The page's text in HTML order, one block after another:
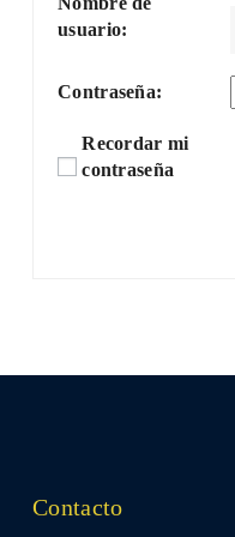
usuario:
Contraseña:
Recordar mi
contraseña
Contacto